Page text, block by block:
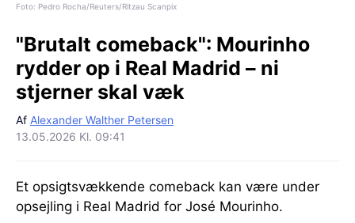
Foto: Pedro Rocha/Reuters/Ritzau Scanpix
"Brutalt comeback": Mourinho
rydder op i Real Madrid – ni
stjerner skal væk
Af Alexander Walther Petersen
13.05.2026 Kl. 09:41
Et opsigtsvækkende comeback kan være under
opsejling i Real Madrid for José Mourinho.